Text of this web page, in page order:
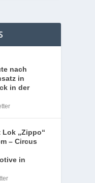
nach
in
in der
„Zippo“
– Circus
in